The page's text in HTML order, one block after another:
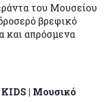
του Μουσείου
βρεφικό
και απρόσμενα
| Μουσικό